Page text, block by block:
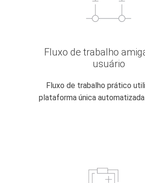
Fluxo de trabalho
usuário
Fluxo de trabalho prático
plataforma única